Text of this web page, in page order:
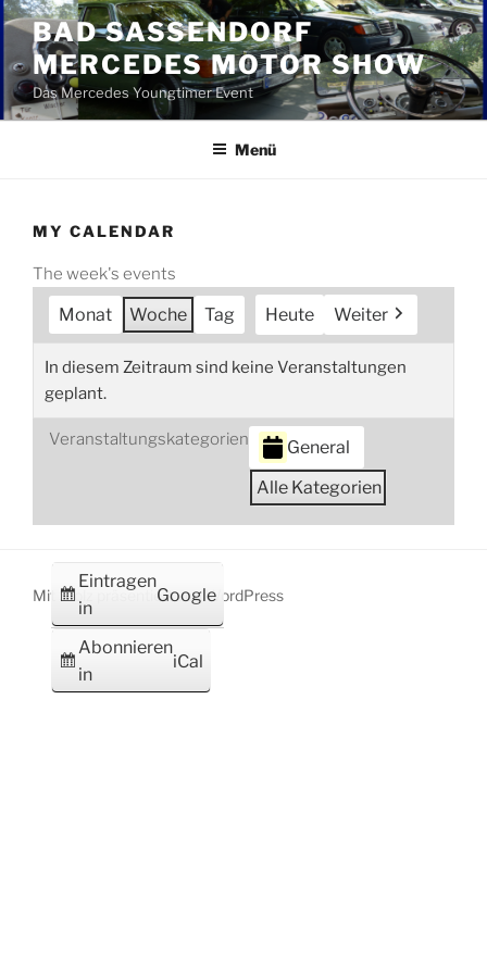
Zum
Inhalt
springen
BAD SASSENDORF
MERCEDES MOTOR SHOW
Das Mercedes Youngtimer Event
Menü
MY CALENDAR
The week's events
Monat Woche Tag Heute Weiter
In diesem Zeitraum sind keine Veranstaltungen
geplant.
Veranstaltungskategorien
General
Alle Kategorien
Eintragen
in
Google
Abonnieren
in
iCal
Mit Stolz präsentiert von WordPress